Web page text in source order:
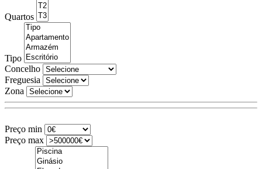
Quartos
Tipo
Concelho
Freguesia
Zona
Preço min
Preço max